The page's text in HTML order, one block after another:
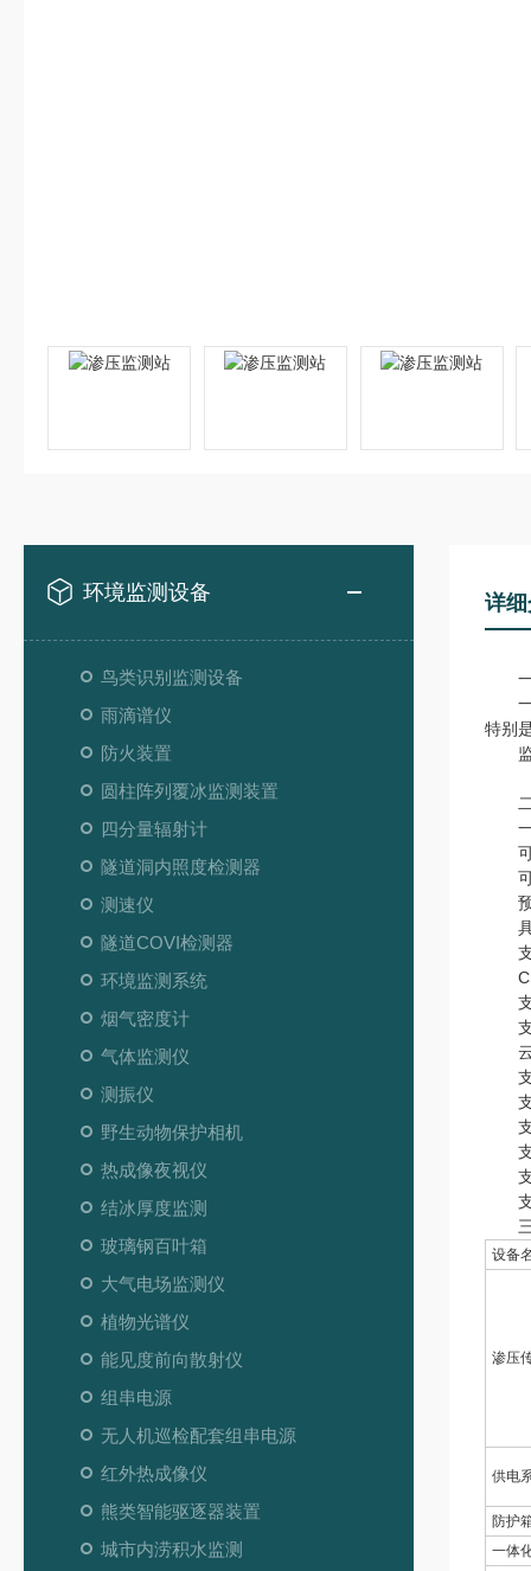
环境监测设备
鸟类识别监测设备
雨滴谱仪
防火装置
圆柱阵列覆冰监测装置
四分量辐射计
隧道洞内照度检测器
测速仪
隧道COVI检测器
环境监测系统
烟气密度计
气体监测仪
测振仪
野生动物保护相机
热成像夜视仪
结冰厚度监测
玻璃钢百叶箱
大气电场监测仪
植物光谱仪
能见度前向散射仪
组串电源
无人机巡检配套组串电源
红外热成像仪
熊类智能驱逐器装置
城市内涝积水监测
详
一
一
特别
监
二
一
可
可
预
具
支
CS
支
支
云
支
支
支
支
支
支
三
设备
渗压
供电
防护
一体